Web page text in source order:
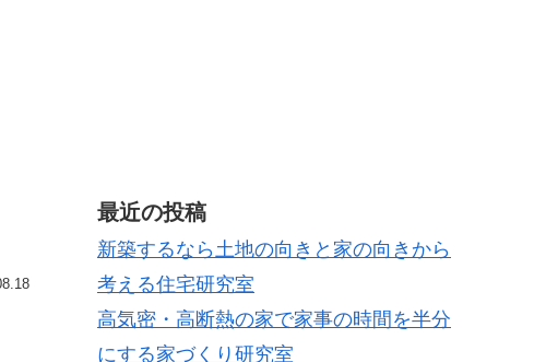
最近の投稿
新築するなら土地の向きと家の向きから
考える住宅研究室
高気密・高断熱の家で家事の時間を半分
にする家づくり研究室